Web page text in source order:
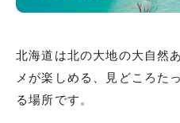
北海道は北の大地の大自然
メが楽しめる、見どころた
る場所です。